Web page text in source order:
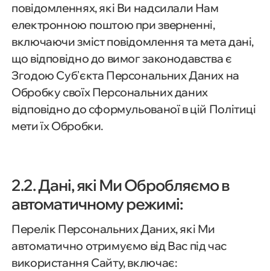
повідомленнях, які Ви надсилали Нам
електронною поштою при зверненні,
включаючи зміст повідомлення та мета дані,
що відповідно до вимог законодавства є
Згодою Субʼєкта Персональних Даних на
Обробку своїх Персональних даних
відповідно до сформульованої в цій Політиці
мети їх Обробки.
2.2. Дані, які Ми Обробляємо в
автоматичному режимі:
Перелік Персональних Даних, які Ми
автоматично отримуємо від Вас під час
використання Сайту, включає: